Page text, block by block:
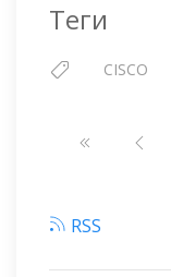
Теги
CISCO
Нумерация
RSS